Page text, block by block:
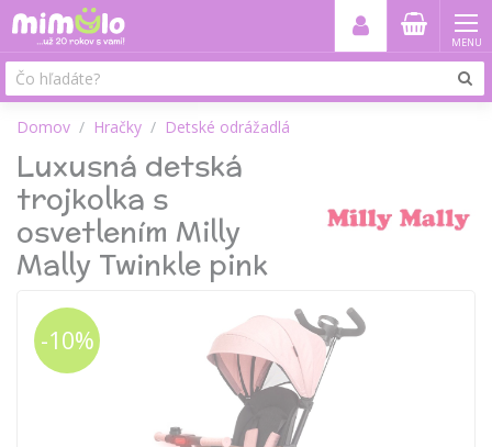
MENU
Domov Hračky Detské odrážadlá
Luxusná detská
trojkolka s
osvetlením Milly
Mally Twinkle pink
-10%